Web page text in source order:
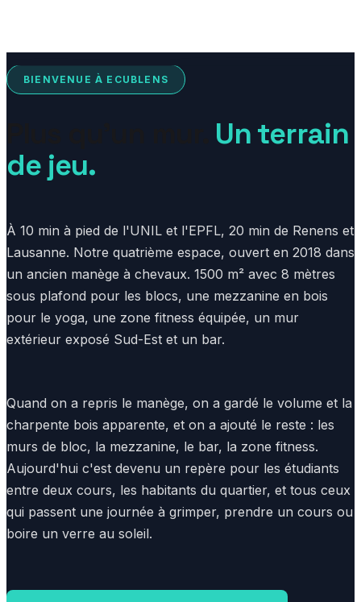
BIENVENUE À ECUBLENS
Un terrain
de jeu.
À 10 min à pied de l'UNIL et l'EPFL, 20 min de Renens et
Lausanne. Notre quatrième espace, ouvert en 2018 dans
un ancien manège à chevaux. 1500 m² avec 8 mètres
sous plafond pour les blocs, une mezzanine en bois
pour le yoga, une zone fitness équipée, un mur
extérieur exposé Sud-Est et un bar.
Quand on a repris le manège, on a gardé le volume et la
charpente bois apparente, et on a ajouté le reste : les
murs de bloc, la mezzanine, le bar, la zone fitness.
Aujourd'hui c'est devenu un repère pour les étudiants
entre deux cours, les habitants du quartier, et tous ceux
qui passent une journée à grimper, prendre un cours ou
boire un verre au soleil.